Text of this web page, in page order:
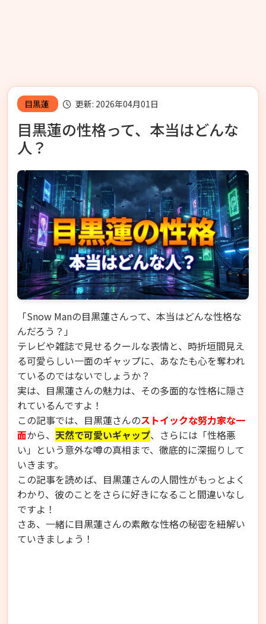
目黒蓮 更新: 2026年04月01日
目黒蓮の性格って、本当はどんな
人？
「Snow Manの目黒蓮さんって、本当はどんな性格な
んだろう？」
テレビや雑誌で見せるクールな表情と、時折垣間見え
る可愛らしい一面のギャップに、あなたも心を奪われ
ているのではないでしょうか？
実は、目黒蓮さんの魅力は、その多面的な性格に隠さ
れているんですよ！
この記事では、目黒蓮さんのストイックな努力家な一
面から、 天然で可愛いギャップ、さらには「性格悪
い」という意外な噂の真相まで、徹底的に深掘りして
いきます。
この記事を読めば、目黒蓮さんの人間性がもっとよく
わかり、彼のことをさらに好きになること間違いなし
ですよ！
さあ、一緒に目黒蓮さんの素敵な性格の秘密を紐解い
ていきましょう！